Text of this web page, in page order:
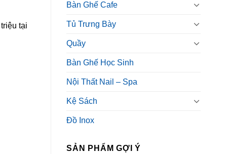
Bàn Ghế Cafe
Tủ Trưng Bày
Quầy
Bàn Ghế Học Sinh
Nội Thất Nail – Spa
Kệ Sách
Đồ Inox
SẢN PHẨM GỢI Ý
tại